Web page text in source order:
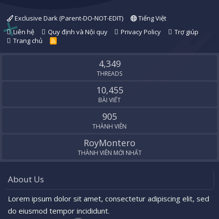
Exclusive Dark (Parent-DO-NOT-EDIT)
Tiếng Việt
Liên hệ
Quy định và Nội quy Privacy Policy
Trợ giúp
Trang chủ
R
S
4,349
THREADS
10,455
BÀI VIẾT
905
THÀNH VIÊN
RoyMontero
THÀNH VIÊN MỚI NHẤT
About Us
Lorem ipsum dolor sit amet, consectetur adipiscing elit, sed
do eiusmod tempor incididunt.